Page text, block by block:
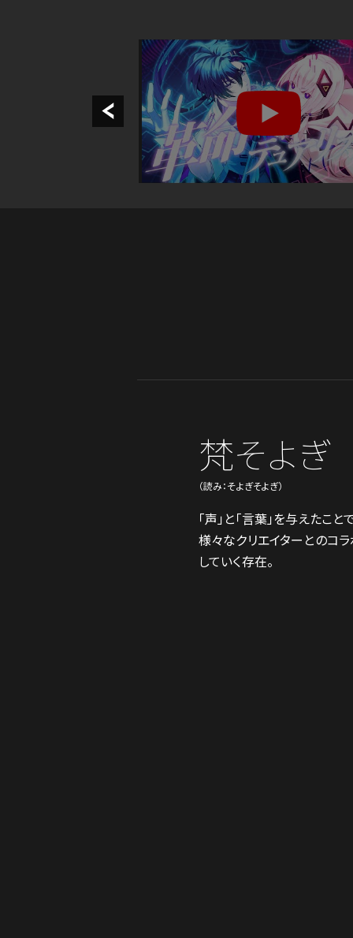
梵そよぎ
（読み：そよぎそよぎ）
「声」と「言葉」を与えたこ
様々なクリエイターとのコ
していく存在。